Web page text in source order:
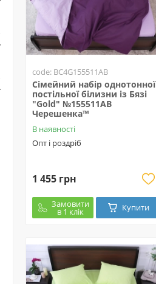
code: BC4G155511AB
Сімейний набір однотонної
постільної білизни із Бязі
"Gold" №155511AB
Черешенка™
В наявності
Опт і роздріб
1 455 грн
Замовити
в 1 клік Купити